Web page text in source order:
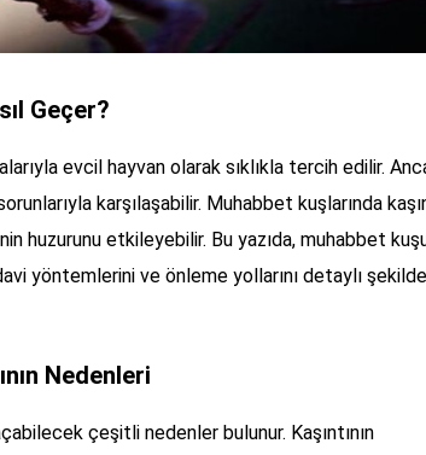
Geçer?
evcil hayvan olarak sıklıkla tercih edilir.
karşılaşabilir. Muhabbet kuşlarında
huzurunu etkileyebilir. Bu yazıda, muhabbet
yöntemlerini ve önleme yollarını detaylı şekilde
Nedenleri
çeşitli nedenler bulunur. Kaşıntının